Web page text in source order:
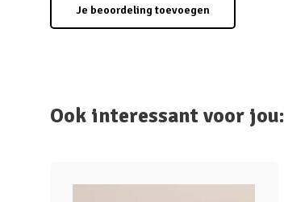
Je beoordeling toevoegen
Ook interessant voor jou: